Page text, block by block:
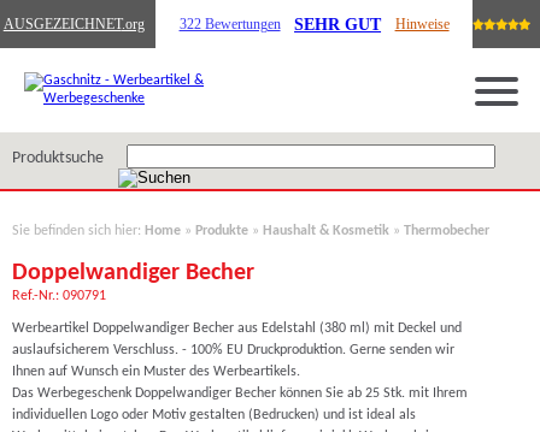
AUSGEZEICHNET.org 322 Bewertungen SEHR GUT Hinweise
Produktsuche
Sie befinden sich hier: Home » Produkte » Haushalt & Kosmetik » Thermobecher
Doppelwandiger Becher
Ref.-Nr.: 090791
Werbeartikel Doppelwandiger Becher aus Edelstahl (380 ml) mit Deckel und
auslaufsicherem Verschluss. - 100% EU Druckproduktion. Gerne senden wir
Ihnen auf Wunsch ein Muster des Werbeartikels.
Das Werbegeschenk Doppelwandiger Becher können Sie ab 25 Stk. mit Ihrem
individuellen Logo oder Motiv gestalten (Bedrucken) und ist ideal als